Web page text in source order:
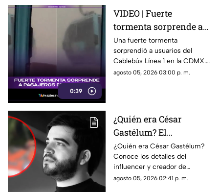
0:39
VIDEO | Fuerte
tormenta sorprende a
pasajeros del Cablebús
de la Línea 1 en la
Ciudad de México: así
vivieron el momento
Una fuerte tormenta
sorprendió a usuarios del
Cablebús Línea 1 en la CDMX.
El momento fue captado en
agosto 05, 2026 03:00 p. m.
¿Quién era César
Gastélum? El
influencer 4s3s1n4d0
mientras realizaba una
transmisión en vivo en
Sinaloa
¿Quién era César Gastélum?
Conoce los detalles del
influencer y creador de
contenido que fue asesinado
agosto 05, 2026 02:41 p. m.